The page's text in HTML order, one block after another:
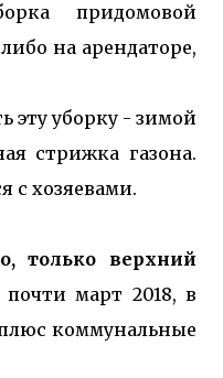
придомовой
на арендаторе,
эту уборку - зимой
стрижка газона.
с хозяевами.
только верхний
март 2018, в
коммунальные